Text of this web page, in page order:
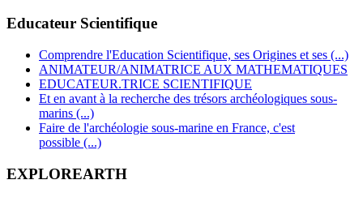
Educateur Scientifique
Comprendre l'Education Scientifique, ses Origines et ses (...)
ANIMATEUR/ANIMATRICE AUX MATHEMATIQUES
EDUCATEUR.TRICE SCIENTIFIQUE
Et en avant à la recherche des trésors archéologiques sous-
marins (...)
Faire de l'archéologie sous-marine en France, c'est
possible (...)
EXPLOREARTH